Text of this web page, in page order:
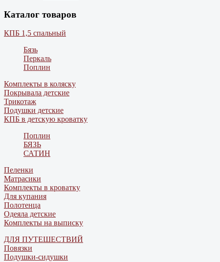
Каталог товаров
КПБ 1,5 спальный
Бязь
Перкаль
Поплин
Комплекты в коляску
Покрывала детские
Трикотаж
Подушки детские
КПБ в детскую кроватку
Поплин
БЯЗЬ
САТИН
Пеленки
Матрасики
Комплекты в кроватку
Для купания
Полотенца
Одеяла детские
Комплекты на выписку
ДЛЯ ПУТЕШЕСТВИЙ
Повязки
Подушки-сидушки